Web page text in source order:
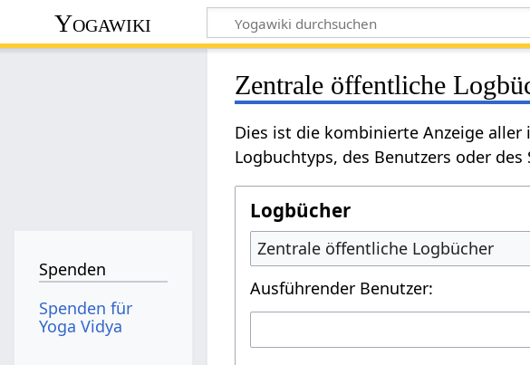
Yogawiki
Zentrale öffentliche
Dies ist die kombinierte Anzeige aller
Logbuchtyps, des Benutzers oder
Logbücher
Zentrale öffentliche Logbücher
Ausführender Benutzer:
Spenden
Spenden für
Yoga Vidya